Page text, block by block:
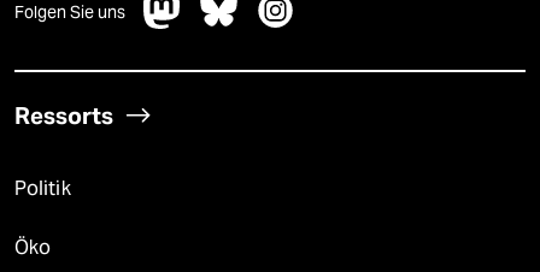
Folgen Sie uns
Ressorts
Politik
Öko